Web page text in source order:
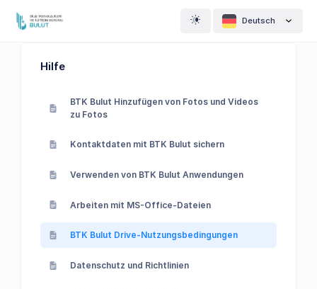
Deutsch
Hilfe
BTK Bulut Hinzufügen von Fotos und Videos
zu Fotos
Kontaktdaten mit BTK Bulut sichern
Verwenden von BTK Bulut Anwendungen
Arbeiten mit MS-Office-Dateien
BTK Bulut Drive-Nutzungsbedingungen
Datenschutz und Richtlinien